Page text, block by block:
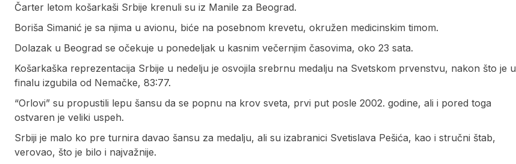
Čarter letom košarkaši Srbije krenuli su iz Manile za Beograd.
Boriša Simanić je sa njima u avionu, biće na posebnom krevetu, okružen medicinskim timom.
Dolazak u Beograd se očekuje u ponedeljak u kasnim večernjim časovima, oko 23 sata.
Košarkaška reprezentacija Srbije u nedelju je osvojila srebrnu medalju na Svetskom prvenstvu, nakon što je u
finalu izgubila od Nemačke, 83:77.
“Orlovi” su propustili lepu šansu da se popnu na krov sveta, prvi put posle 2002. godine, ali i pored toga
ostvaren je veliki uspeh.
Srbiji je malo ko pre turnira davao šansu za medalju, ali su izabranici Svetislava Pešića, kao i stručni štab,
verovao, što je bilo i najvažnije.